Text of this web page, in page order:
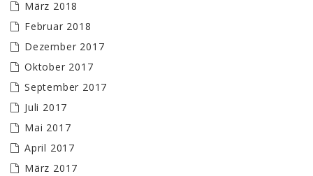
März 2018
Februar 2018
Dezember 2017
Oktober 2017
September 2017
Juli 2017
Mai 2017
April 2017
März 2017